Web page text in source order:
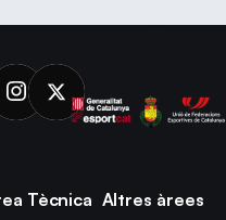
Tècnica Altres àrees